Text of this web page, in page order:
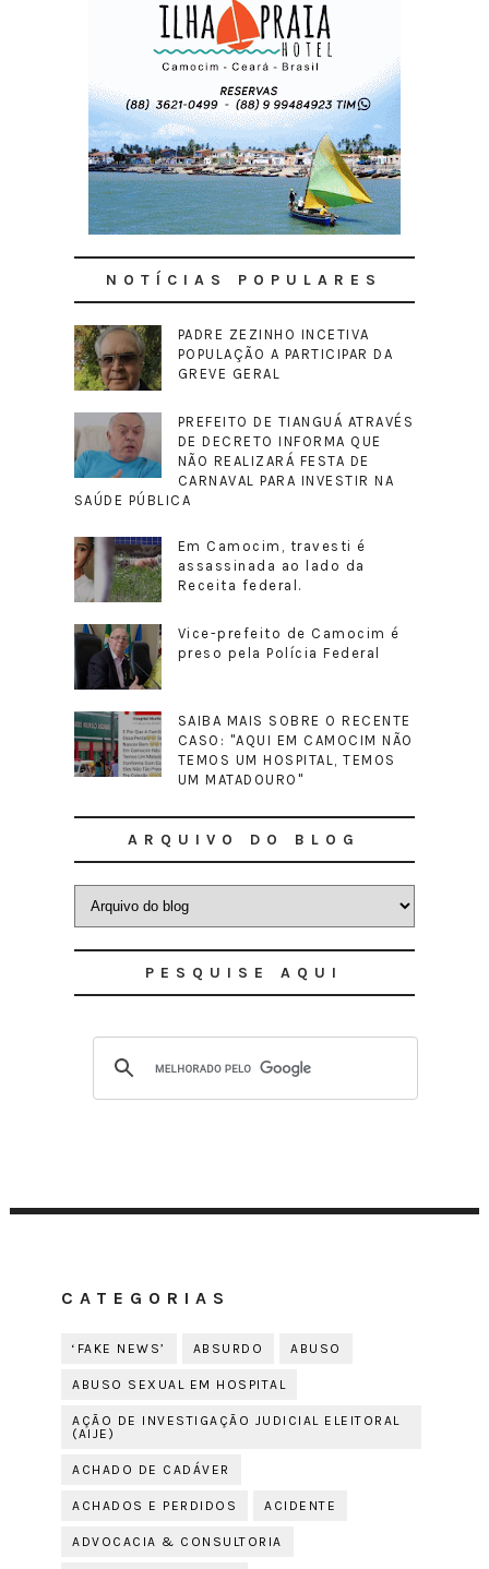
NOTÍCIAS POPULARES
PADRE ZEZINHO INCETIVA
POPULAÇÃO A PARTICIPAR DA
GREVE GERAL
PREFEITO DE TIANGUÁ ATRAVÉS
DE DECRETO INFORMA QUE
NÃO REALIZARÁ FESTA DE
CARNAVAL PARA INVESTIR NA
SAÚDE PÚBLICA
Em Camocim, travesti é
assassinada ao lado da
Receita federal.
Vice-prefeito de Camocim é
preso pela Polícia Federal
SAIBA MAIS SOBRE O RECENTE
CASO: "AQUI EM CAMOCIM NÃO
TEMOS UM HOSPITAL, TEMOS
UM MATADOURO"
ARQUIVO DO BLOG
PESQUISE AQUI
CATEGORIAS
‘FAKE NEWS’ ABSURDO ABUSO
ABUSO SEXUAL EM HOSPITAL
AÇÃO DE INVESTIGAÇÃO JUDICIAL ELEITORAL
(AIJE)
ACHADO DE CADÁVER
ACHADOS E PERDIDOS ACIDENTE
ADVOCACIA & CONSULTORIA